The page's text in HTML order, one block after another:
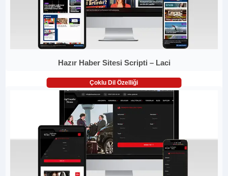
Hazır Haber Sitesi Scripti – Laci
Çoklu Dil Özelliği